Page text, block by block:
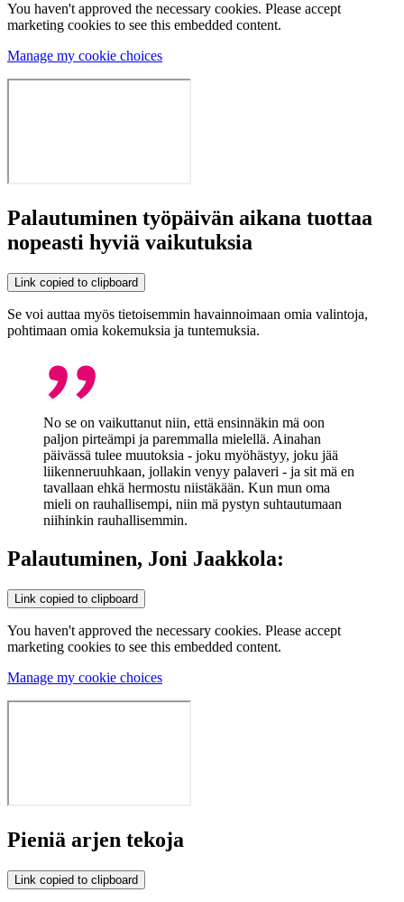
You haven't approved the necessary cookies. Please accept
marketing cookies to see this embedded content.
Manage my cookie choices
Palautuminen työpäivän aikana tuottaa
nopeasti hyviä vaikutuksia
Link copied to clipboard
Se voi auttaa myös tietoisemmin havainnoimaan omia valintoja,
pohtimaan omia kokemuksia ja tuntemuksia.
No se on vaikuttanut niin, että ensinnäkin mä oon
paljon pirteämpi ja paremmalla mielellä. Ainahan
päivässä tulee muutoksia - joku myöhästyy, joku jää
liikenneruuhkaan, jollakin venyy palaveri - ja sit mä en
tavallaan ehkä hermostu niistäkään. Kun mun oma
mieli on rauhallisempi, niin mä pystyn suhtautumaan
niihinkin rauhallisemmin.
Palautuminen, Joni Jaakkola:
Link copied to clipboard
You haven't approved the necessary cookies. Please accept
marketing cookies to see this embedded content.
Manage my cookie choices
Pieniä arjen tekoja
Link copied to clipboard